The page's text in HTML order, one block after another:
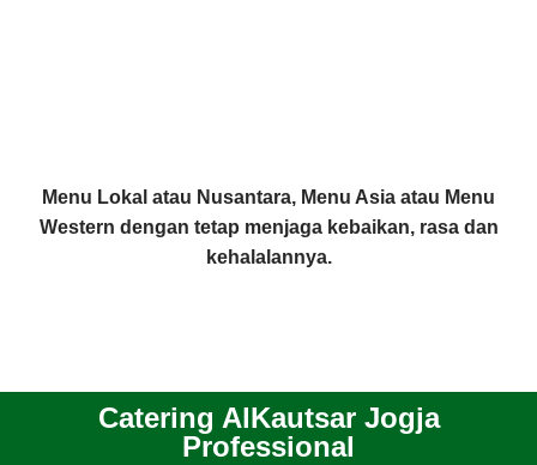
Menu Lokal atau Nusantara, Menu Asia atau Menu
Western dengan tetap menjaga kebaikan, rasa dan
kehalalannya.
Catering AlKautsar Jogja
Professional